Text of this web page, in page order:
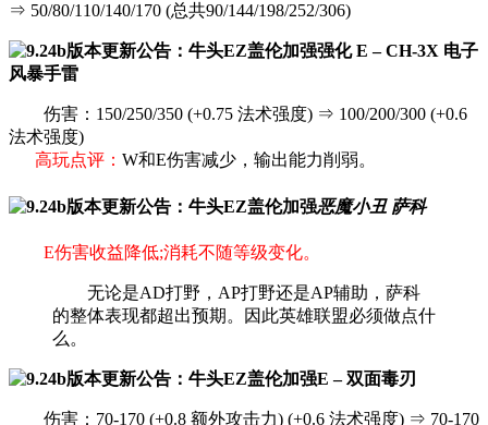
⇒ 50/80/110/140/170 (总共90/144/198/252/306)
强化 E – CH-3X 电子
风暴手雷
伤害：150/250/350 (+0.75 法术强度) ⇒ 100/200/300 (+0.6
法术强度)
高玩点评： W和E伤害减少，输出能力削弱。
恶魔小丑 萨科
E伤害收益降低;消耗不随等级变化。
无论是AD打野，AP打野还是AP辅助，萨科
的整体表现都超出预期。因此英雄联盟必须做点什
么。
E – 双面毒刃
伤害：70-170 (+0.8 额外攻击力) (+0.6 法术强度) ⇒ 70-170